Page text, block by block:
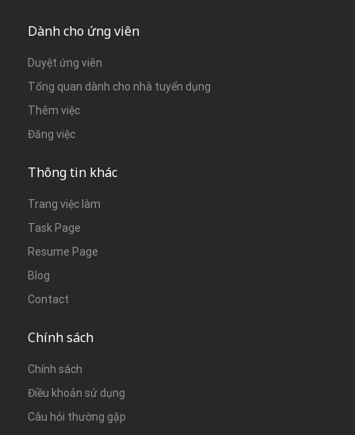
Dành cho ứng viên
Duyệt ứng viên
Tổng quan dành cho nhà tuyển dụng
Thêm việc
Đăng việc
Thông tin khác
Trang việc làm
Task Page
Resume Page
Blog
Contact
Chính sách
Chính sách
Điều khoản sử dụng
Câu hỏi thường gặp